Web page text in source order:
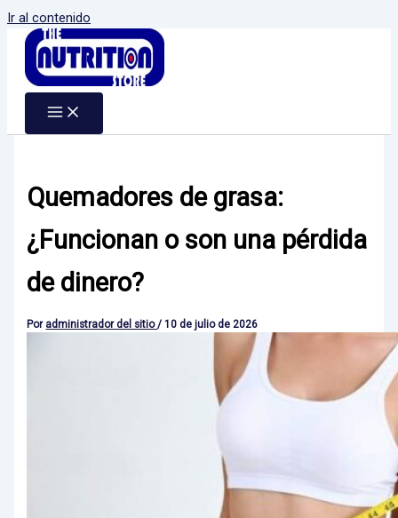
Ir al contenido
Quemadores de grasa:
¿Funcionan o son una pérdida
de dinero?
Por administrador del sitio/10 de julio de 2026